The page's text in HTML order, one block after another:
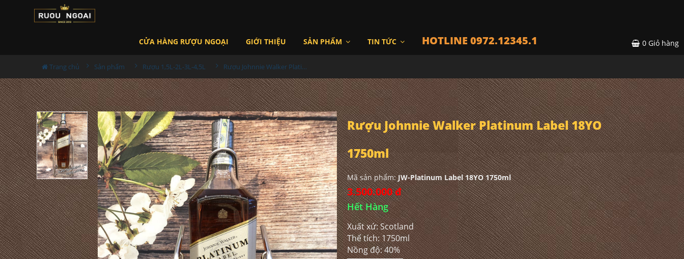
CỬA HÀNG RƯỢU NGOẠI GIỚI THIỆU SẢN PHẨM TIN TỨC HOTLINE 0972.12345.1 0 Giỏ hàng
Trang chủ Sản phẩm Rượu 1,5L-2L-3L-4,5L Rượu Johnnie Walker Platinum Label 18YO 1750ml
Rượu Johnnie Walker Platinum Label 18YO
1750ml
Mã sản phẩm:JW-Platinum Label 18YO 1750ml
3.500.000 đ
Hết Hàng
Xuất xứ: Scotland
Thể tích: 1750ml
Nồng độ: 40%